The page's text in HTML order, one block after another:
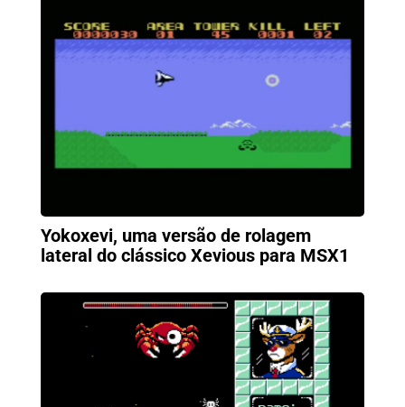
Yokoxevi, uma versão de rolagem
lateral do clássico Xevious para MSX1